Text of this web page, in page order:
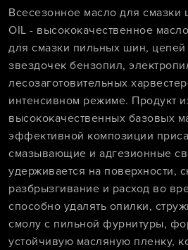
Всесезонное масло для смазки
OIL - высококачественное
для смазки пильных шин,
звездочек бензопил,
лесозаготовительных
интенсивном режиме. Продукт
высококачественных базовых
эффективной композиции
смазывающие и адгезионные
удерживается на поверхности,
разбрызгивание и расход во
способно удалять опилки,
смолу с пильной фурнитуры,
устойчивую масляную пленку,